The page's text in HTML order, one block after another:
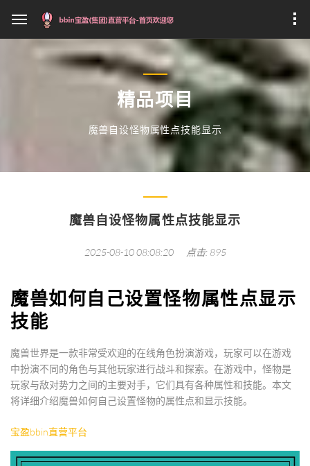
精品项目
魔兽自设怪物属性点技能显示
魔兽自设怪物属性点技能显示
2025-08-10 08:08:20 点击: 895
魔兽如何自己设置怪物属性点显示
技能
魔兽世界是一款非常受欢迎的在线角色扮演游戏，玩家可以在游戏
中扮演不同的角色与其他玩家进行战斗和探索。在游戏中，怪物是
玩家与敌对势力之间的主要对手，它们具有各种属性和技能。本文
将详细介绍魔兽如何自己设置怪物的属性点和显示技能。
宝盈bbin直营平台